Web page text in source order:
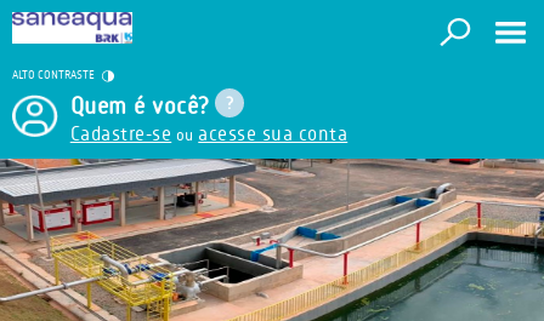
ALTO CONTRASTE
Quem é você?
Cadastre-se ou acesse sua conta